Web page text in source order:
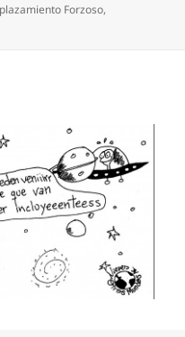
Forzoso,